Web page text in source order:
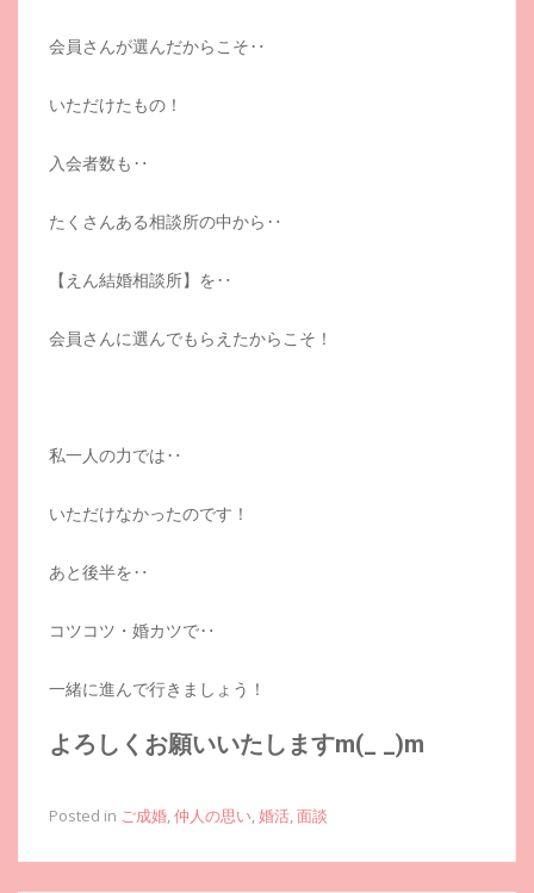
会員さんが選んだからこそ‥
いただけたもの！
入会者数も‥
たくさんある相談所の中から‥
【えん結婚相談所】を‥
会員さんに選んでもらえたからこそ！
私一人の力では‥
いただけなかったのです！
あと後半を‥
コツコツ・婚カツで‥
一緒に進んで行きましょう！
よろしくお願いいたしますm(_ _)m
Posted in ご成婚 仲人の思い 婚活 面談